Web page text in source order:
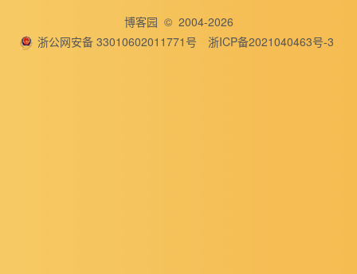
博客园 © 2004-2026
浙公网安备 33010602011771号
浙ICP备2021040463号-3